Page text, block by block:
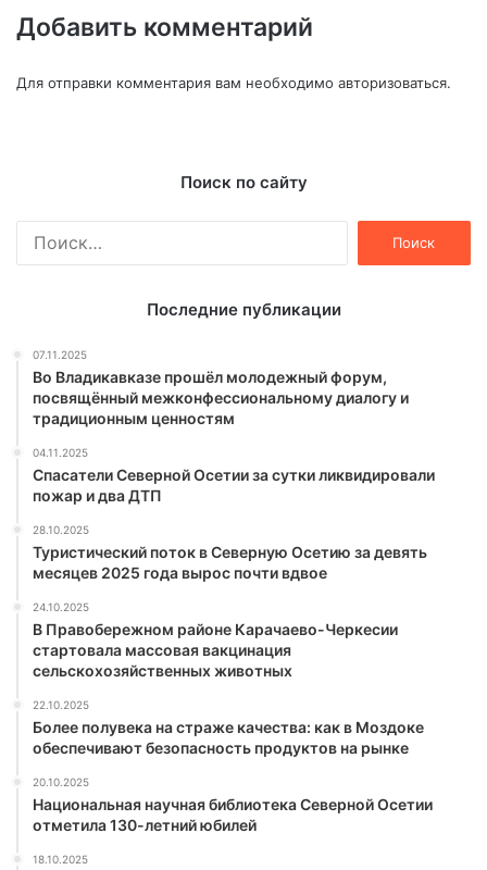
Добавить комментарий
Для отправки комментария вам необходимо авторизоваться.
Поиск по сайту
Последние публикации
07.11.2025
Во Владикавказе прошёл молодежный форум,
посвящённый межконфессиональному диалогу и
традиционным ценностям
04.11.2025
Спасатели Северной Осетии за сутки ликвидировали
пожар и два ДТП
28.10.2025
Туристический поток в Северную Осетию за девять
месяцев 2025 года вырос почти вдвое
24.10.2025
В Правобережном районе Карачаево-Черкесии
стартовала массовая вакцинация
сельскохозяйственных животных
22.10.2025
Более полувека на страже качества: как в Моздоке
обеспечивают безопасность продуктов на рынке
20.10.2025
Национальная научная библиотека Северной Осетии
отметила 130-летний юбилей
18.10.2025